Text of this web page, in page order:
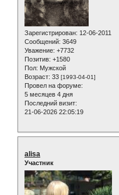
Зарегистрирован: 12-06-2011
Сообщений: 3649
Уважение: +7732
Позитив: +1580
Пол: Мужской
Возраст: 33 [1993-04-01]
Провел на форуме:
5 месяцев 4 дня
Последний визит:
21-06-2026 22:05:19
alisa
Участник